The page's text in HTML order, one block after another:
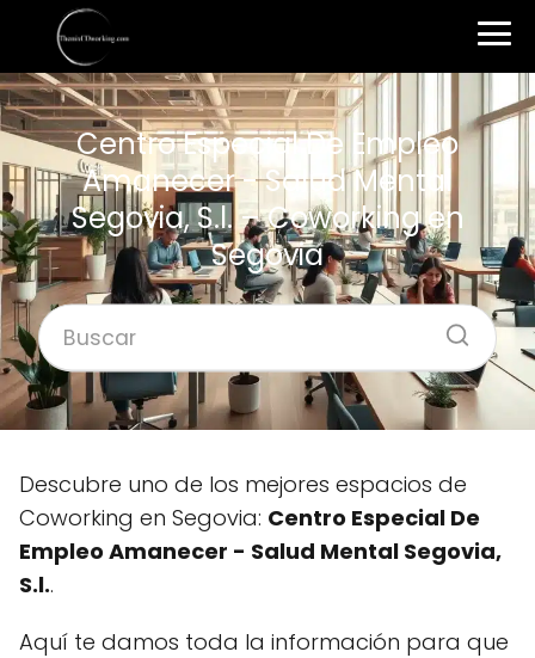
Centro Especial De Empleo
Amanecer - Salud Mental
Segovia, S.l. – Coworking en
Segovia
Descubre uno de los mejores espacios de
Coworking en Segovia: Centro Especial De
Empleo Amanecer - Salud Mental Segovia,
S.l..
Aquí te damos toda la información para que